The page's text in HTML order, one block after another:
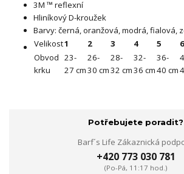
3M ™ reflexní
Hliníkový D-kroužek
Barvy: černá, oranžová, modrá, fialová,
Velikost1 2 3 4 5 6
Obvod
krku
23-
27 cm
26-
30 cm
28-
32 cm
32-
36 cm
36-
40 cm
Potřebujete poradit?
Barf´s Life Zákaznická
+420 773 030 781
(Po-Pá, 11:17 hod.)